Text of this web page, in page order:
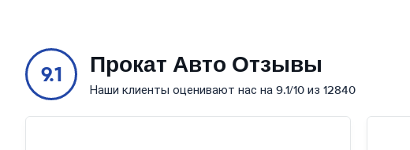
9.1 Прокат Авто Отзывы
Наши клиенты оценивают нас на 9.1/10 из 12840